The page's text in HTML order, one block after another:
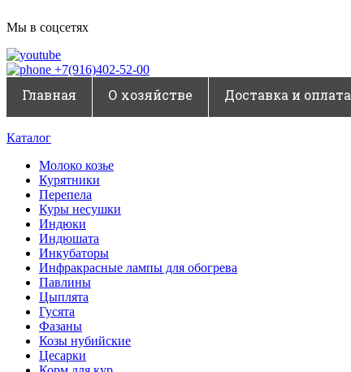
Мы в соцсетях
+7(916)402-52-00
Главная О хозяйстве Доставка и оплата
Каталог
Молоко козье
Курятники
Перепела
Куры несушки
Индюки
Индюшата
Инкубаторы
Инфракрасные лампы для обогрева
Павлины
Цыплята
Гусята
Фазаны
Козы нубийские
Цесарки